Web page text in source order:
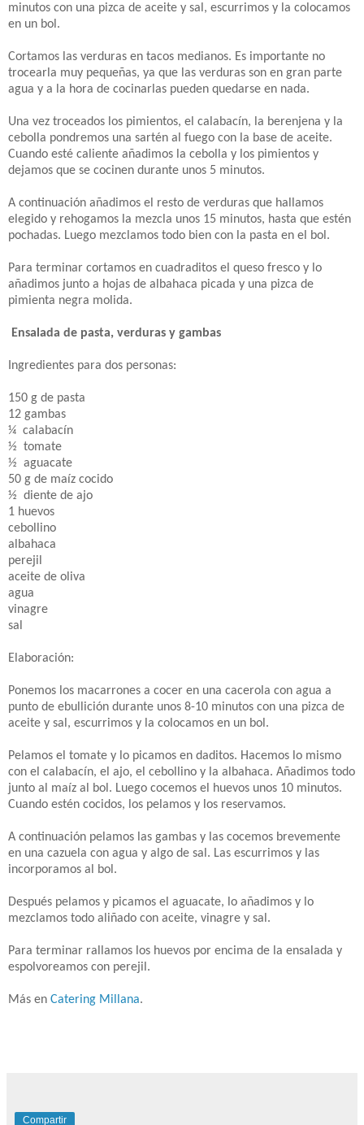
minutos con una pizca de aceite y sal, escurrimos y la colocamos
en un bol.
Cortamos las verduras en tacos medianos. Es importante no
trocearla muy pequeñas, ya que las verduras son en gran parte
agua y a la hora de cocinarlas pueden quedarse en nada.
Una vez troceados los pimientos, el calabacín, la berenjena y la
cebolla pondremos una sartén al fuego con la base de aceite.
Cuando esté caliente añadimos la cebolla y los pimientos y
dejamos que se cocinen durante unos 5 minutos.
A continuación añadimos el resto de verduras que hallamos
elegido y rehogamos la mezcla unos 15 minutos, hasta que estén
pochadas. Luego mezclamos todo bien con la pasta en el bol.
Para terminar cortamos en cuadraditos el queso fresco y lo
añadimos junto a hojas de albahaca picada y una pizca de
pimienta negra molida.
Ensalada de pasta, verduras y gambas
Ingredientes para dos personas:
150 g de pasta
12 gambas
¼ calabacín
½ tomate
½ aguacate
50 g de maíz cocido
½ diente de ajo
1 huevos
cebollino
albahaca
perejil
aceite de oliva
agua
vinagre
sal
Elaboración:
Ponemos los macarrones a cocer en una cacerola con agua a
punto de ebullición durante unos 8-10 minutos con una pizca de
aceite y sal, escurrimos y la colocamos en un bol.
Pelamos el tomate y lo picamos en daditos. Hacemos lo mismo
con el calabacín, el ajo, el cebollino y la albahaca. Añadimos todo
junto al maíz al bol. Luego cocemos el huevos unos 10 minutos.
Cuando estén cocidos, los pelamos y los reservamos.
A continuación pelamos las gambas y las cocemos brevemente
en una cazuela con agua y algo de sal. Las escurrimos y las
incorporamos al bol.
Después pelamos y picamos el aguacate, lo añadimos y lo
mezclamos todo aliñado con aceite, vinagre y sal.
Para terminar rallamos los huevos por encima de la ensalada y
espolvoreamos con perejil.
Más en Catering Millana.
Compartir